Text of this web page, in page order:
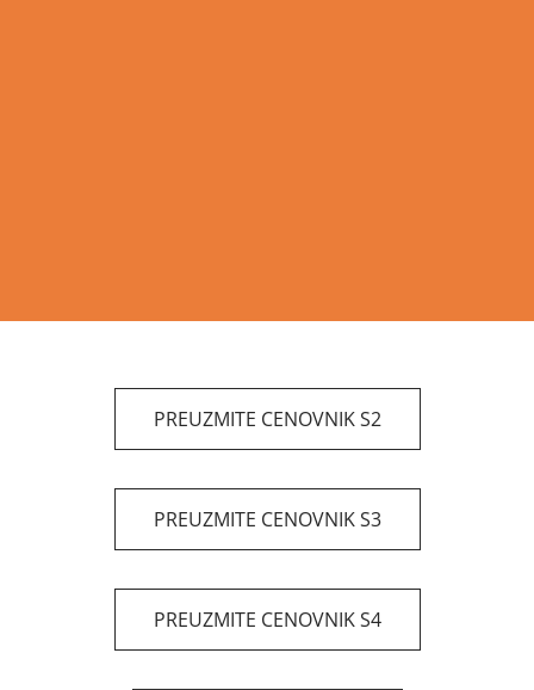
PREUZMITE CENOVNIK S2
PREUZMITE CENOVNIK S3
PREUZMITE CENOVNIK S4